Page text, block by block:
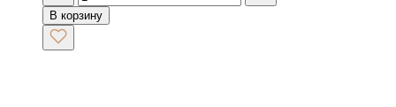
В корзину